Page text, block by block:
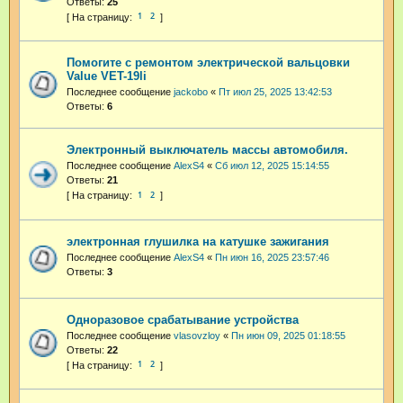
1 2
Помогите с ремонтом электрической вальцовки
Value VET-19li
Последнее сообщение jackobo « Пт июл 25, 2025 13:42:53
Ответы: 6
Электронный выключатель массы автомобиля.
Последнее сообщение AlexS4 « Сб июл 12, 2025 15:14:55
Ответы: 21
1 2
электронная глушилка на катушке зажигания
Последнее сообщение AlexS4 « Пн июн 16, 2025 23:57:46
Ответы: 3
Одноразовое срабатывание устройства
Последнее сообщение vlasovzloy « Пн июн 09, 2025 01:18:55
Ответы: 22
1 2